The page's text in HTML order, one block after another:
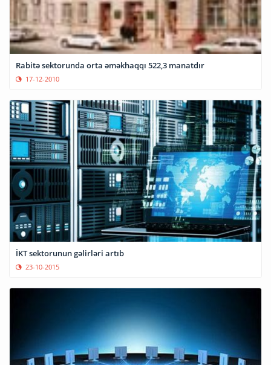
Rabitə sektorunda orta əməkhaqqı 522,3 manatdır
17-12-2010
İKT sektorunun gəlirləri artıb
23-10-2015